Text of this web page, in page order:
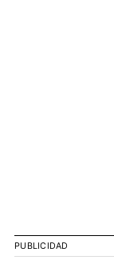
PUBLICIDAD